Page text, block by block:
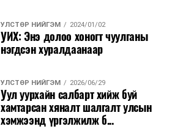
УЛСТӨР НИЙГЭМ 2024/01/02
УИХ: Энэ долоо хоногт чуулганы
нэгдсэн хуралдаанаар
УЛСТӨР НИЙГЭМ 2026/06/29
Уул уурхайн салбарт хийж буй
хамтарсан хяналт шалгалт улсын
хэмжээнд үргэлжилж б...